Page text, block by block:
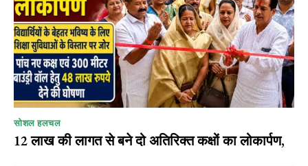
सोशल हलचल
12 लाख की लागत से बने दो अतिरिक्त कक्षों का लोकार्पण,